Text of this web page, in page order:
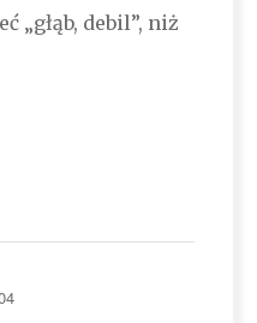
„głąb, debil”, niż